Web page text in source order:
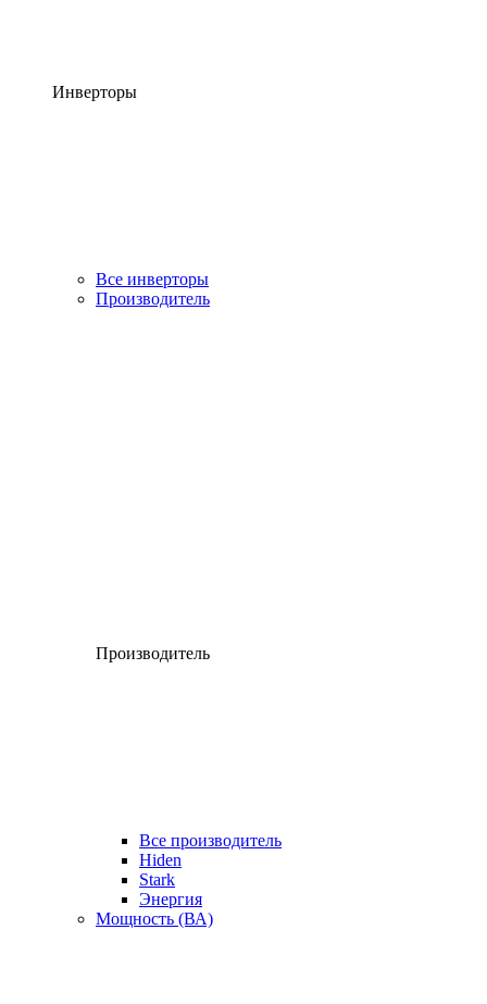
Инверторы
Все инверторы
Производитель
Производитель
Все производитель
Hiden
Stark
Энергия
Мощность (ВА)